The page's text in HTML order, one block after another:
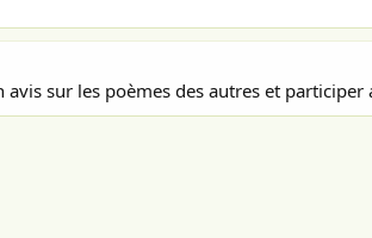
sur les poèmes des autres et participer